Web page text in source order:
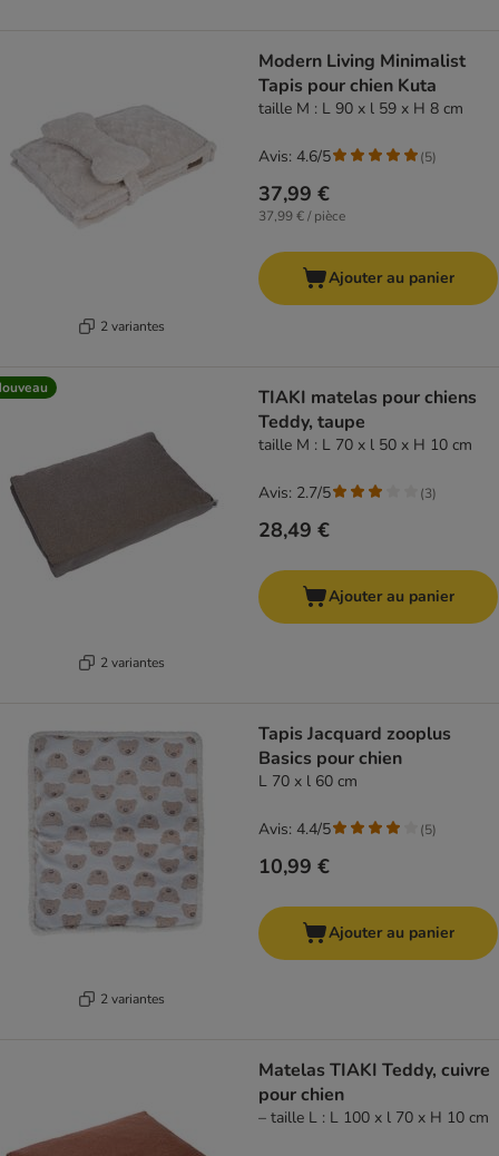
2 variantes
Modern Living Minimalist
Tapis pour chien Kuta
taille M : L 90 x l 59 x H 8 cm
37,99 €
37,99 € / pièce
Avis: 4.6/5 (5)
Ajouter au panier
2 variantes
TIAKI matelas pour chiens
Teddy, taupe
taille M : L 70 x l 50 x H 10 cm
28,49 €
Avis: 2.7/5 (3)
Ajouter au panier
2 variantes
Tapis Jacquard zooplus
Basics pour chien
L 70 x l 60 cm
10,99 €
Avis: 4.4/5 (5)
Ajouter au panier
Matelas TIAKI Teddy, cuivre
pour chien
– taille L : L 100 x l 70 x H 10 cm